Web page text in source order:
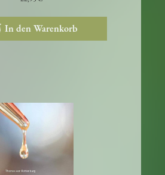
22,95 €
In den Warenkorb